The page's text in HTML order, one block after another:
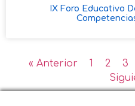
IX Foro Educativo
« Anterior 1 2 3